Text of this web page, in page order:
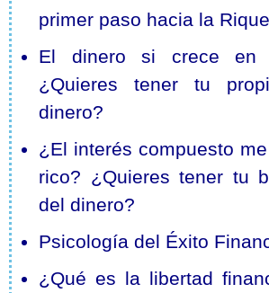
primer paso hacia la
El dinero si crece en
¿Quieres tener tu
dinero?
¿El interés compuesto
rico? ¿Quieres tener tu
del dinero?
Psicología del Éxito
¿Qué es la libertad